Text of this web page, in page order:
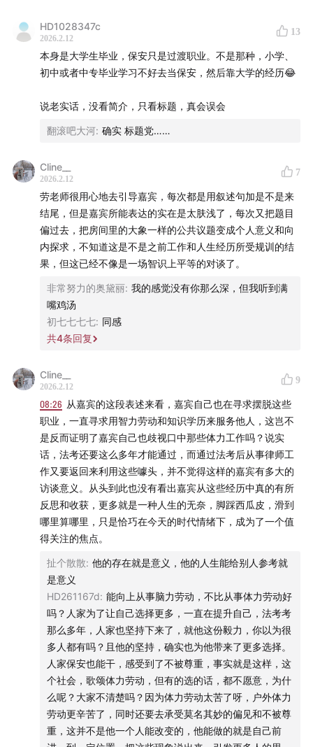
2015年刘政从民办二本院校毕业，他曾经当过餐馆服务
员、工地建筑工与理发店的洗头学徒，之后以半工半读的
方式入职成为北大保安，后转至法学院从事物业工作。
2016年起，他连续六年参加法考，历经客观题差1分失
以客观题214分、主观题110分的成绩通过国家司法考试。
2025年初，刘政辞去北大保安的工作，入职北京市炜衡律
师事务所，其经历被人民日报、新华社等媒体报道。
👀 收听提示
本科毕业后为何做保安
从事体力劳动对自己的影响
相信社会充满善意
20:54 过程本身就有意义
想到史铁生的《命若琴弦》
如何看待高考失利对人生的影响
对阶层固化的看法
喜欢的影视作品
本期节目已经在看理想、小宇宙、苹果播客、网易云音
乐、喜马拉雅同步上线啦！欢迎大家订阅收听🎧
HD1028347c
2026.2.12
13
本身是大学生毕业，保安只是过渡职业。不是那种，小学、
初中或者中专毕业学习不好去当保安，然后靠大学的经历😂
说老实话，没看简介，只看标题，真会误会
翻滚吧大河: 确实 标题党……
Cline__
2026.2.12
7
劳老师很用心地去引导嘉宾，每次都是用叙述句加是不是来
结尾，但是嘉宾所能表达的实在是太肤浅了，每次又把题目
偏过去，把房间里的大象一样的公共议题变成个人意义和向
内探求，不知道这是不是之前工作和人生经历所受规训的结
果，但这已经不像是一场智识上平等的对谈了。
非常努力的奥黛丽: 我的感觉没有你那么深，但我听到满
嘴鸡汤
初七七七七: 同感
共4条回复
Cline__
2026.2.12
9
08:26 从嘉宾的这段表述来看，嘉宾自己也在寻求摆脱这些
职业，一直寻求用智力劳动和知识学历来服务他人，这岂不
是反而证明了嘉宾自己也歧视口中那些体力工作吗？说实
话，法考还要这么多年才能通过，而通过法考后从事律师工
作又要返回来利用这些噱头，并不觉得这样的嘉宾有多大的
访谈意义。从头到此也没有看出嘉宾从这些经历中真的有所
反思和收获，更多就是一种人生的无奈，脚踩西瓜皮，滑到
哪里算哪里，只是恰巧在今天的时代情绪下，成为了一个值
得关注的焦点。
扯个散散: 他的存在就是意义，他的人生能给别人参考就
是意义
HD261167d: 能向上从事脑力劳动，不比从事体力劳动好
吗？人家为了让自己选择更多，一直在提升自己，法考考
那么多年，人家也坚持下来了，就他这份毅力，你以为很
多人都有吗？且他的坚持，确实也为他带来了更多选择。
人家保安也能干，感受到了不被尊重，事实就是这样，这
个社会，歌颂体力劳动，但有的选的话，都不愿意，为什
么呢？大家不清楚吗？因为体力劳动太苦了呀，户外体力
劳动更辛苦了，同时还要去承受莫名其妙的偏见和不被尊
重，这并不是他一个人能改变的，他能做的就是自己前